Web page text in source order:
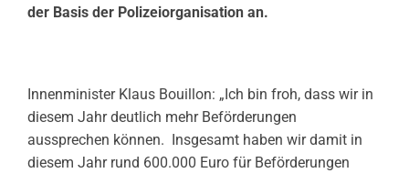
der Basis der Polizeiorganisation an.
Innenminister Klaus Bouillon: „Ich bin froh, dass wir in
diesem Jahr deutlich mehr Beförderungen
aussprechen können. Insgesamt haben wir damit in
diesem Jahr rund 600.000 Euro für Beförderungen